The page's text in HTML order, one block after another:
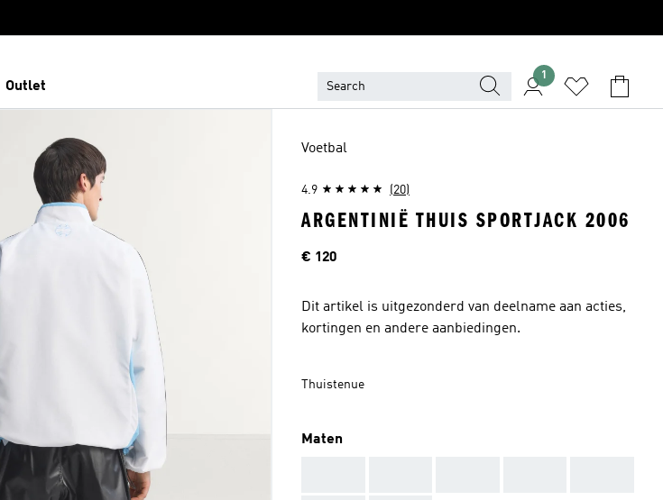
Outlet
1
Voetbal
4.9 (20)
ARGENTINIË THUIS SPORTJACK 2006
Prijs
€ 120
Dit artikel is uitgezonderd van deelname aan acties,
kortingen en andere aanbiedingen.
Thuistenue
Maten